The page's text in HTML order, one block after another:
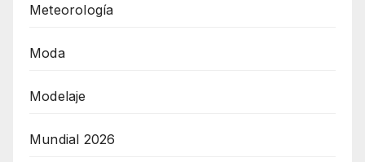
Meteorología
Moda
Modelaje
Mundial 2026